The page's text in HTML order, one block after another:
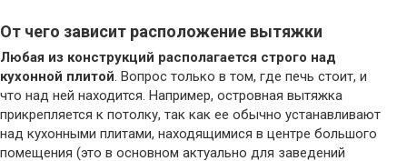
От чего зависит расположение вытяжки
Любая из конструкций располагается строго над
кухонной плитой. Вопрос только в том, где печь стоит, и
что над ней находится. Например, островная вытяжка
прикрепляется к потолку, так как ее обычно устанавливают
над кухонными плитами, находящимися в центре большого
помещения (это в основном актуально для заведений